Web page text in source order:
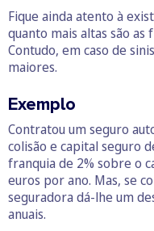
Fique ainda atento à
quanto mais altas são
Contudo, em caso de
maiores.
Exemplo
Contratou um seguro
colisão e capital seguro
franquia de 2% sobre o
euros por ano. Mas, se
seguradora dá-lhe um
anuais.